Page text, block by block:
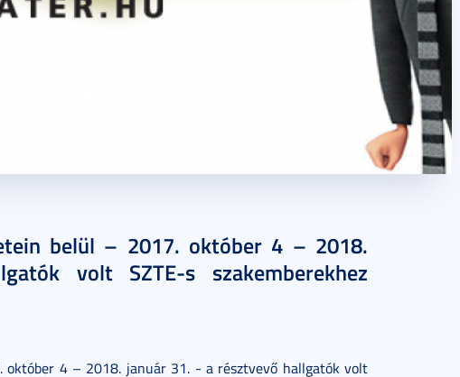
belül – 2017. október 4 – 2018.
volt SZTE-s szakemberekhez
4 – 2018. január 31. - a résztvevő hallgatók volt